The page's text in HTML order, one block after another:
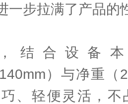
一步拉满了产品的
结合设备
）与净重
、轻便灵活，